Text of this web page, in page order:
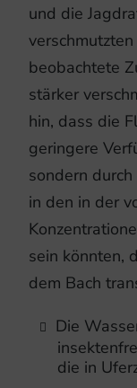
und die
beobachtete
stärker
hin, dass die
geringere
sondern
in den in der
sein könnten,
dem Bach
Die
die in